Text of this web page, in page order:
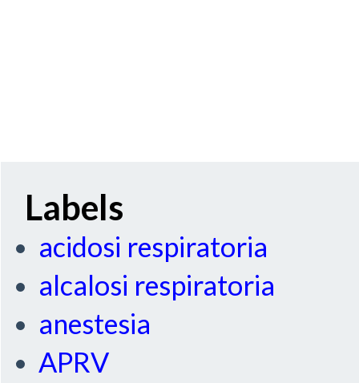
Labels
acidosi respiratoria
alcalosi respiratoria
anestesia
APRV